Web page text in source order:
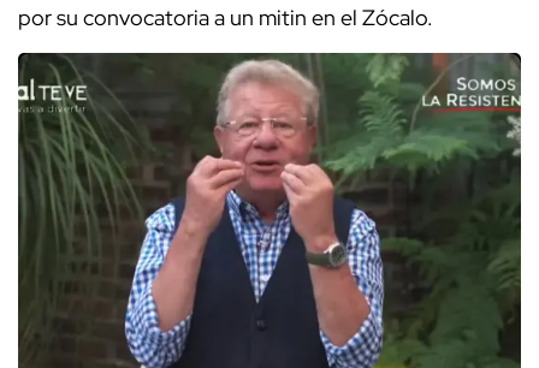
por su convocatoria a un mitin en el Zócalo.